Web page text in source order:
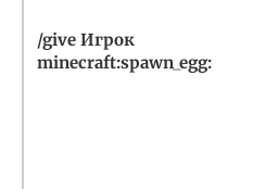
/give Игрок
minecraft:spawn_egg: